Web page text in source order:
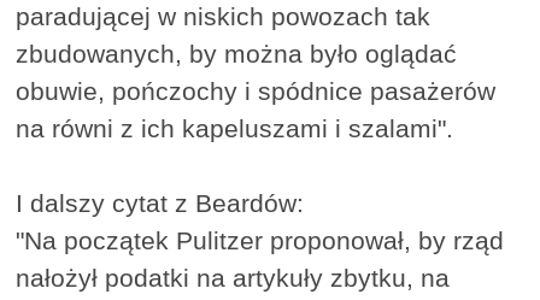
paradującej w niskich powozach tak
zbudowanych, by można było oglądać
obuwie, pończochy i spódnice pasażerów
na równi z ich kapeluszami i szalami".
I dalszy cytat z Beardów:
"Na początek Pulitzer proponował, by rząd
nałożył podatki na artykuły zbytku, na